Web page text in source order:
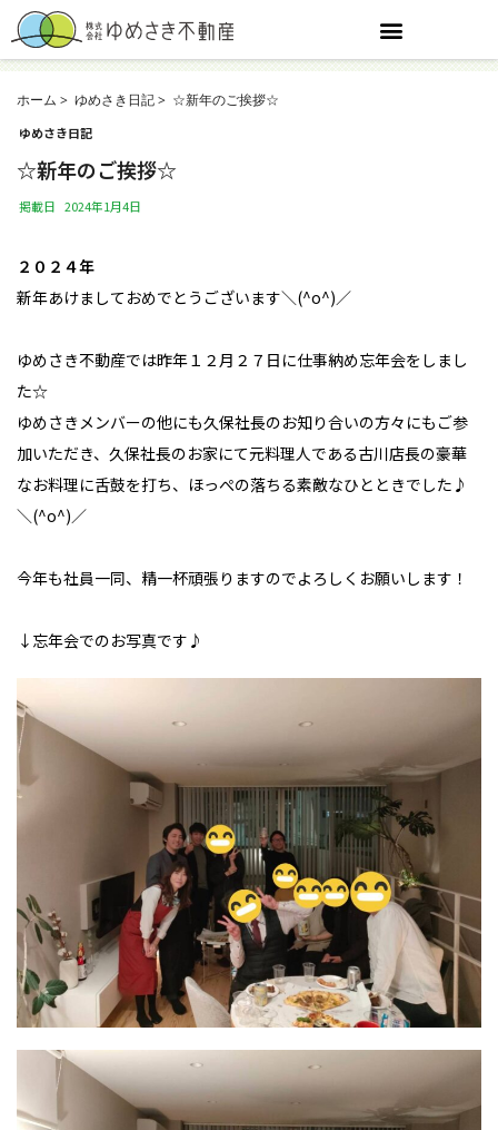
ホーム ゆめさき日記 ☆新年のご挨拶☆
ゆめさき日記
☆新年のご挨拶☆
掲載日 2024年1月4日
２０２４年
新年あけましておめでとうございます＼(^o^)／
ゆめさき不動産では昨年１２月２７日に仕事納め忘年会をしまし
た☆
ゆめさきメンバーの他にも久保社長のお知り合いの方々にもご参
加いただき、久保社長のお家にて元料理人である古川店長の豪華
なお料理に舌鼓を打ち、ほっぺの落ちる素敵なひとときでした♪
＼(^o^)／
今年も社員一同、精一杯頑張りますのでよろしくお願いします！
↓忘年会でのお写真です♪